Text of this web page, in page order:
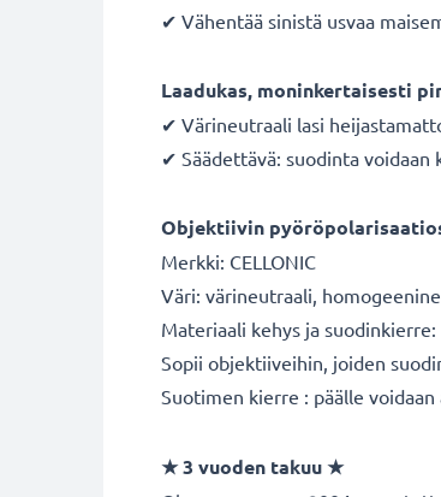
✔ Vähentää sinistä usvaa
Laadukas, moninkertaisesti
✔ Värineutraali lasi
✔ Säädettävä: suodinta voidaan
Objektiivin
Merkki: CELLONIC
Väri: värineutraali,
Materiaali kehys ja
Sopii objektiiveihin, joiden
Suotimen kierre : päälle
★ 3 vuoden takuu ★